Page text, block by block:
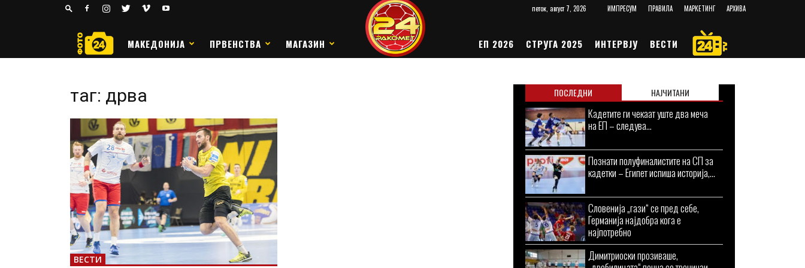
петок, август 7, 2026 ИМПРЕСУМ ПРАВИЛА МАРКЕТИНГ АРХИВА
РАКОМЕТ
МАКЕДОНИЈА ПРВЕНСТВА МАГАЗИН ЕП 2026 СТРУГА 2025 ИНТЕРВЈУ ВЕСТИ
таг: дрва
ВЕСТИ
ПОСЛЕДНИ НАЈЧИТАНИ
Кадетите ги чекаат уште два меча
на ЕП – следува...
Познати полуфиналистите на СП за
кадетки – Египет испиша историја,...
Словенија „гази“ се пред себе,
Германија најдобра кога е
најпотребно
Димитриоски прозиваше,